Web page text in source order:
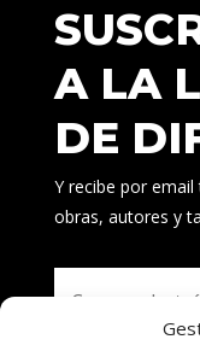
A LA
DE
Y recibe por
obras, autores y